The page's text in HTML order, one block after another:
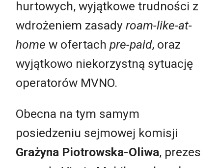
hurtowych, wyjątkowe trudności z
wdrożeniem zasady roam-like-at-
home w ofertach pre-paid, oraz
wyjątkowo niekorzystną sytuację
operatorów MVNO.
Obecna na tym samym
posiedzeniu sejmowej komisji
Grażyna Piotrowska-Oliwa, prezes